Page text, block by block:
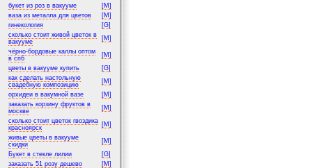
букет из роз в вакууме
[M]
ваза из металла для цветов
[M]
гинекология
[G]
сколько стоит живой цветок в
вакууме
[M]
чёрно-бордовые каллы оптом
в спб
[M]
цветы в вакууме купить
[G]
как сделать настольную
свадебную композицию
[M]
орхидеи в вакумной вазе
[M]
заказать корзину фруктов в
москве
[M]
сколько стоит цветок гвоздика
красноярск
[M]
живые цветы в вакууме
скидки
[M]
Букет в стекле лилии
[G]
заказать 51 розу дешево
[M]